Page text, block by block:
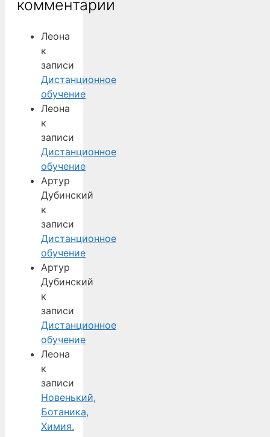
комментарии
Леона
к
записи
Дистанционное
обучение
Леона
к
записи
Дистанционное
обучение
Артур
Дубинский
к
записи
Дистанционное
обучение
Артур
Дубинский
к
записи
Дистанционное
обучение
Леона
к
записи
Новенький,
Ботаника,
Химия.